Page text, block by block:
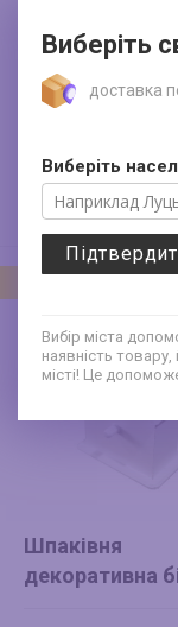
Виберіть
доставка
Виберіть
Вибір міста
наявність
місті! Це
Шпаківня
17см
160 грн
Шпаківня
декоративна